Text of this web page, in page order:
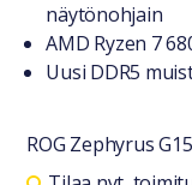
näytönohjain
AMD Ryzen 7
Uusi DDR5
ROG Zephyrus